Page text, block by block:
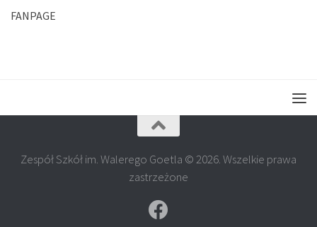
FANPAGE
Zespół Szkół im. Walerego Goetla © 2026. Wszelkie prawa
zastrzeżone